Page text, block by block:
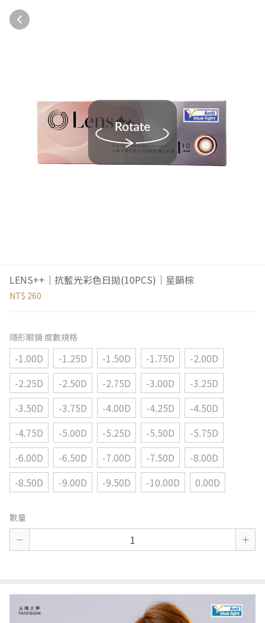
LENS++｜抗藍光彩色日拋(10PCS)｜星韻棕
NT$ 260
隱形眼鏡 度數規格
-1.00D -1.25D -1.50D -1.75D
-2.00D
-2.25D
-2.50D -2.75D -3.00D
-3.25D
-3.50D
-3.75D -4.00D -4.25D
-4.50D
-4.75D
-5.00D -5.25D -5.50D
-5.75D
-6.00D
-6.50D -7.00D -7.50D
-8.00D
-8.50D
-9.00D -9.50D -10.00D 0.00D
數量